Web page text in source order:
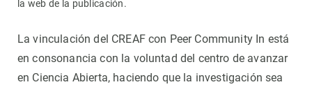
la web de la publicación.
La vinculación del CREAF con Peer Community In está
en consonancia con la voluntad del centro de avanzar
en Ciencia Abierta, haciendo que la investigación sea